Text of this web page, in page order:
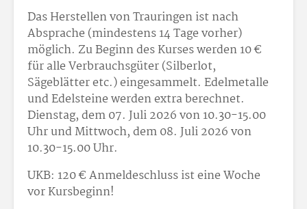
Das Herstellen von Trauringen ist nach
Absprache (mindestens 14 Tage vorher)
möglich. Zu Beginn des Kurses werden 10 €
für alle Verbrauchsgüter (Silberlot,
Sägeblätter etc.) eingesammelt. Edelmetalle
und Edelsteine werden extra berechnet.
Dienstag, dem 07. Juli 2026 von 10.30-15.00
Uhr und Mittwoch, dem 08. Juli 2026 von
10.30-15.00 Uhr.
UKB: 120 € Anmeldeschluss ist eine Woche
vor Kursbeginn!